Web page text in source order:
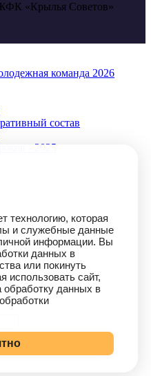
технологию, которая
и служебные данные
информации. Вы
данных в
или покинуть
использовать сайт,
обработку данных в
«Крылья Советов»
команда 2026
состав
- 2025